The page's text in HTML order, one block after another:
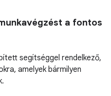
a fontos
segítséggel rendelkező,
amelyek bármilyen